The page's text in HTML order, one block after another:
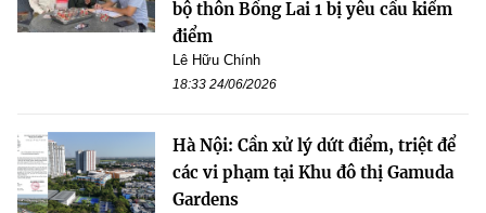
bộ thôn Bồng Lai 1 bị yêu cầu kiểm
điểm
Lê Hữu Chính
18:33 24/06/2026
Hà Nội: Cần xử lý dứt điểm, triệt để
các vi phạm tại Khu đô thị Gamuda
Gardens